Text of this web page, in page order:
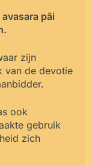
pâi
zijn
van de devotie
ook
gebruik
zich